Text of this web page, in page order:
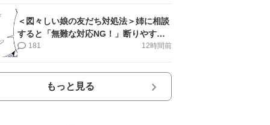
＜図々しい娘の友だち対処法＞姉に相談
すると「無難な対応NG！」断りやすい
文句は…【第2話まんが】
12時間前
181
もっと見る